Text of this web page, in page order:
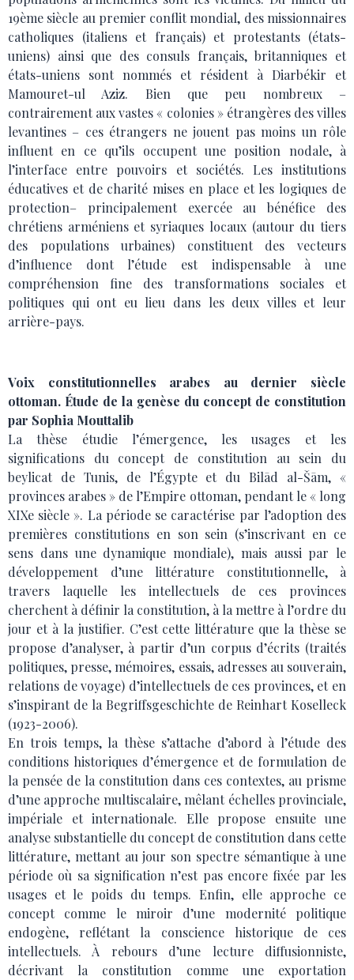
19ème siècle au premier conflit mondial, des missionnaires
catholiques (italiens et français) et protestants (états-
uniens) ainsi que des consuls français, britanniques et
états-uniens sont nommés et résident à Diarbékir et
Mamouret-ul Aziz. Bien que peu nombreux –
contrairement aux vastes « colonies » étrangères des villes
levantines – ces étrangers ne jouent pas moins un rôle
influent en ce qu’ils occupent une position nodale, à
l’interface entre pouvoirs et sociétés. Les institutions
éducatives et de charité mises en place et les logiques de
protection– principalement exercée au bénéfice des
chrétiens arméniens et syriaques locaux (autour du tiers
des populations urbaines) constituent des vecteurs
d’influence dont l’étude est indispensable à une
compréhension fine des transformations sociales et
politiques qui ont eu lieu dans les deux villes et leur
arrière-pays.
Voix constitutionnelles arabes au dernier siècle
ottoman. Étude de la genèse du concept de constitution
par Sophia Mouttalib
La thèse étudie l’émergence, les usages et les
significations du concept de constitution au sein du
beylicat de Tunis, de l’Égypte et du Bilād al-Šām, «
provinces arabes » de l’Empire ottoman, pendant le « long
XIXe siècle ». La période se caractérise par l’adoption des
premières constitutions en son sein (s’inscrivant en ce
sens dans une dynamique mondiale), mais aussi par le
développement d’une littérature constitutionnelle, à
travers laquelle les intellectuels de ces provinces
cherchent à définir la constitution, à la mettre à l’ordre du
jour et à la justifier. C’est cette littérature que la thèse se
propose d’analyser, à partir d’un corpus d’écrits (traités
politiques, presse, mémoires, essais, adresses au souverain,
relations de voyage) d’intellectuels de ces provinces, et en
s’inspirant de la Begriffsgeschichte de Reinhart Koselleck
(1923-2006).
En trois temps, la thèse s’attache d’abord à l’étude des
conditions historiques d’émergence et de formulation de
la pensée de la constitution dans ces contextes, au prisme
d’une approche multiscalaire, mêlant échelles provinciale,
impériale et internationale. Elle propose ensuite une
analyse substantielle du concept de constitution dans cette
littérature, mettant au jour son spectre sémantique à une
période où sa signification n’est pas encore fixée par les
usages et le poids du temps. Enfin, elle approche ce
concept comme le miroir d’une modernité politique
endogène, reflétant la conscience historique de ces
intellectuels. À rebours d’une lecture diffusionniste,
décrivant la constitution comme une exportation